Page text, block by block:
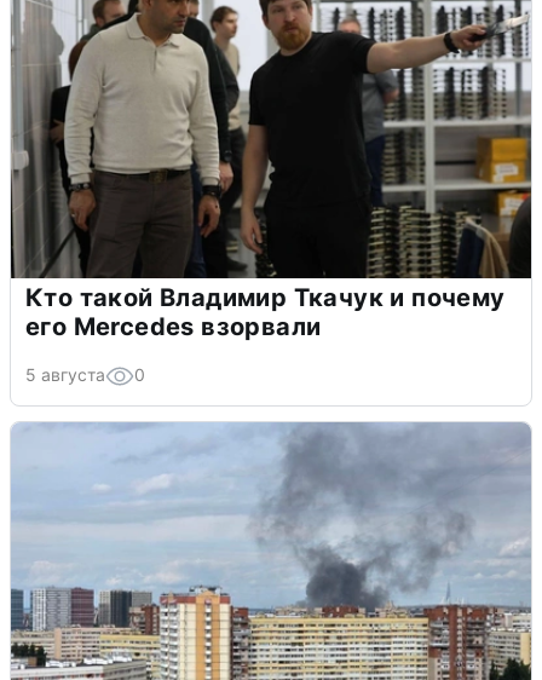
Кто такой Владимир Ткачук и почему
его Mercedes взорвали
5 августа 0